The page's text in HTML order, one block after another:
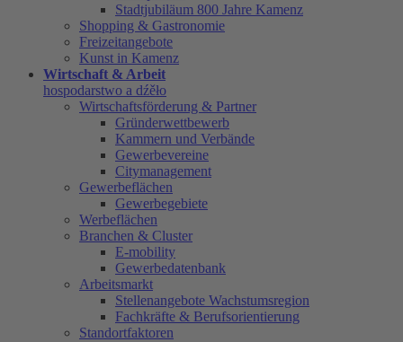
Stadtjubiläum 800 Jahre Kamenz
Shopping & Gastronomie
Freizeitangebote
Kunst in Kamenz
Wirtschaft & Arbeit
hospodarstwo a dźěło
Wirtschaftsförderung & Partner
Gründerwettbewerb
Kammern und Verbände
Gewerbevereine
Citymanagement
Gewerbeflächen
Gewerbegebiete
Werbeflächen
Branchen & Cluster
E-mobility
Gewerbedatenbank
Arbeitsmarkt
Stellenangebote Wachstumsregion
Fachkräfte & Berufsorientierung
Standortfaktoren